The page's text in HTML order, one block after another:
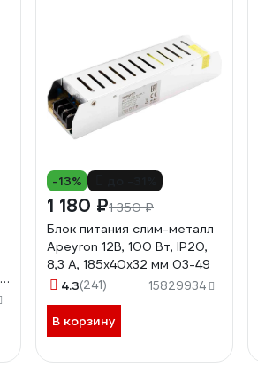
-13%
1 180 ₽1 350 ₽
Блок питания слим-металл
Apeyron 12В, 100 Вт, IP20,
8,3 А, 185х40х32 мм 03-49
4.3(241) 15829934
В корзину